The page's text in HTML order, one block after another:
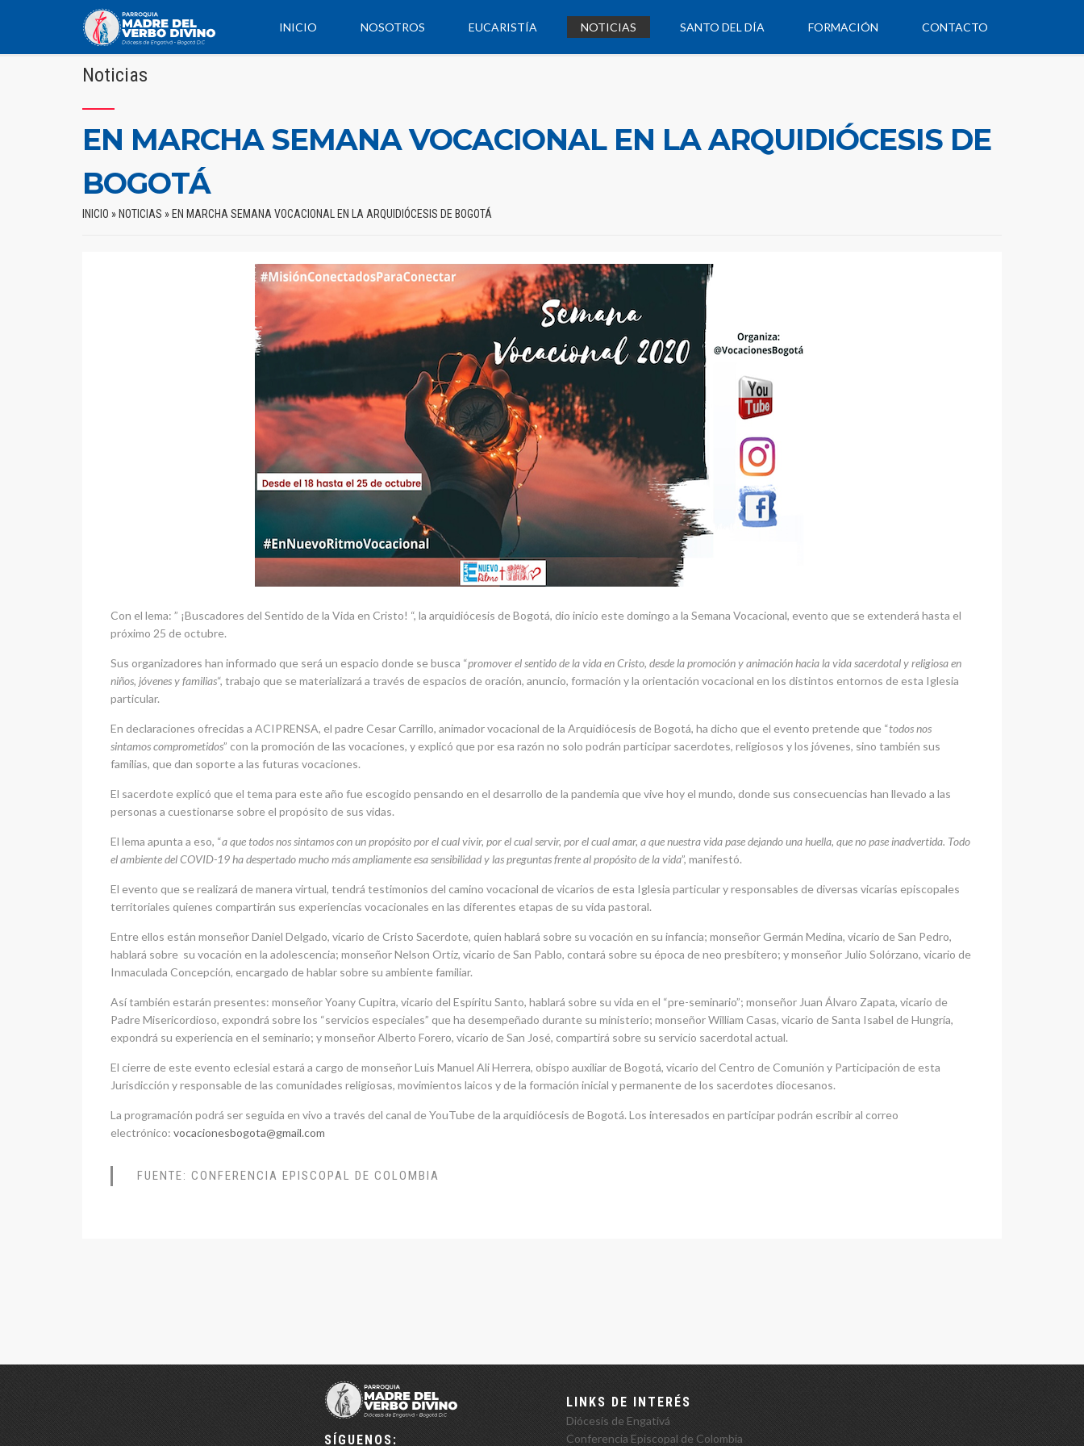
INICIO NOSOTROS EUCARISTÍA NOTICIAS SANTO DEL DÍA FORMACIÓN CONTACTO
Noticias
EN MARCHA SEMANA VOCACIONAL EN LA ARQUIDIÓCESIS DE
BOGOTÁ
INICIO » NOTICIAS » EN MARCHA SEMANA VOCACIONAL EN LA ARQUIDIÓCESIS DE BOGOTÁ
Con el lema: ” ¡Buscadores del Sentido de la Vida en Cristo! “, la arquidiócesis de Bogotá, dio inicio este domingo a la Semana Vocacional, evento que se extenderá hasta el
próximo 25 de octubre.
Sus organizadores han informado que será un espacio donde se busca “promover el sentido de la vida en Cristo, desde la promoción y animación hacia la vida sacerdotal y religiosa en
niños, jóvenes y familias“, trabajo que se materializará a través de espacios de oración, anuncio, formación y la orientación vocacional en los distintos entornos de esta Iglesia
particular.
En declaraciones ofrecidas a ACIPRENSA, el padre Cesar Carrillo, animador vocacional de la Arquidiócesis de Bogotá, ha dicho que el evento pretende que “todos nos
sintamos comprometidos” con la promoción de las vocaciones, y explicó que por esa razón no solo podrán participar sacerdotes, religiosos y los jóvenes, sino también sus
familias, que dan soporte a las futuras vocaciones.
El sacerdote explicó que el tema para este año fue escogido pensando en el desarrollo de la pandemia que vive hoy el mundo, donde sus consecuencias han llevado a las
personas a cuestionarse sobre el propósito de sus vidas.
El lema apunta a eso, “a que todos nos sintamos con un propósito por el cual vivir, por el cual servir, por el cual amar, a que nuestra vida pase dejando una huella, que no pase inadvertida. Todo
el ambiente del COVID-19 ha despertado mucho más ampliamente esa sensibilidad y las preguntas frente al propósito de la vida”, manifestó.
El evento que se realizará de manera virtual, tendrá testimonios del camino vocacional de vicarios de esta Iglesia particular y responsables de diversas vicarías episcopales
territoriales quienes compartirán sus experiencias vocacionales en las diferentes etapas de su vida pastoral.
Entre ellos están monseñor Daniel Delgado, vicario de Cristo Sacerdote, quien hablará sobre su vocación en su infancia; monseñor Germán Medina, vicario de San Pedro,
hablará sobre su vocación en la adolescencia; monseñor Nelson Ortiz, vicario de San Pablo, contará sobre su época de neo presbítero; y monseñor Julio Solórzano, vicario de
Inmaculada Concepción, encargado de hablar sobre su ambiente familiar.
Así también estarán presentes: monseñor Yoany Cupitra, vicario del Espíritu Santo, hablará sobre su vida en el “pre-seminario”; monseñor Juan Álvaro Zapata, vicario de
Padre Misericordioso, expondrá sobre los “servicios especiales” que ha desempeñado durante su ministerio; monseñor William Casas, vicario de Santa Isabel de Hungría,
expondrá su experiencia en el seminario; y monseñor Alberto Forero, vicario de San José, compartirá sobre su servicio sacerdotal actual.
El cierre de este evento eclesial estará a cargo de monseñor Luis Manuel Ali Herrera, obispo auxiliar de Bogotá, vicario del Centro de Comunión y Participación de esta
Jurisdicción y responsable de las comunidades religiosas, movimientos laicos y de la formación inicial y permanente de los sacerdotes diocesanos.
La programación podrá ser seguida en vivo a través del canal de YouTube de la arquidiócesis de Bogotá. Los interesados en participar podrán escribir al correo
electrónico: vocacionesbogota@gmail.com
FUENTE: CONFERENCIA EPISCOPAL DE COLOMBIA
SÍGUENOS:
LINKS DE INTERÉS
Diócesis de Engativá
Conferencia Episcopal de Colombia